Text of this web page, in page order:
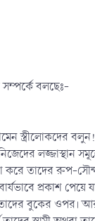
বলছেঃ-
স্ত্রীলোকদের
লজ্জাস্থান
করে তাদের রুপ-
প্রকাশ
বুকের ওপর।